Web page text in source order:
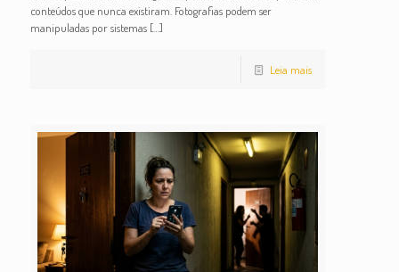
conteúdos que nunca existiram. Fotografias podem ser
manipuladas por sistemas[…]
Leia mais